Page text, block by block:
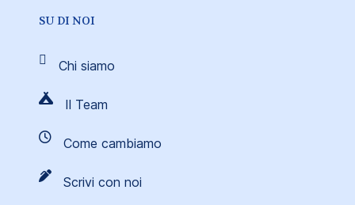
SU DI NOI
Chi siamo
Il Team
Come cambiamo
Scrivi con noi